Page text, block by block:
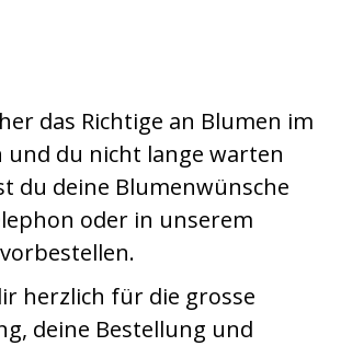
das Richtige an Blumen im
und du nicht lange warten
du deine Blumenwünsche
oder in unserem
herzlich für die grosse
deine Bestellung und